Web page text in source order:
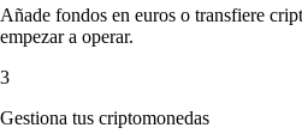
Añade fondos en euros o transfiere
empezar a operar.
3
Gestiona tus criptomonedas